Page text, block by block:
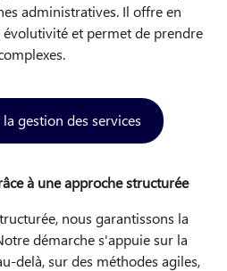
administratives. Il offre en
et permet de prendre
gestion des services
à une approche structurée
nous garantissons la
démarche s'appuie sur la
delà, sur des méthodes agiles,